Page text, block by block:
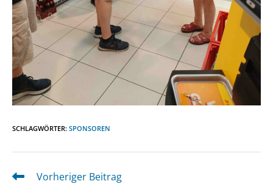
SCHLAGWÖRTER: SPONSOREN
WeitereVorheriger Beitrag